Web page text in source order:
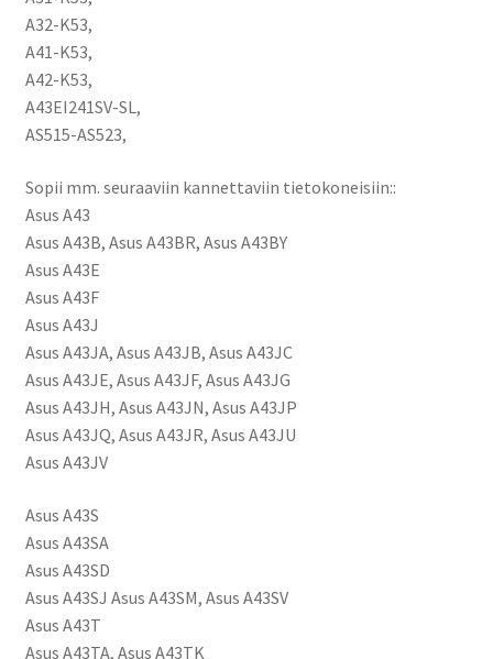
Li-
Ion
11,1V
5200mAh
56Wh
/
K53,
A32-
K53,
A41-
K53,
A42-
K53
määrä
A32-K53,
A41-K53,
A42-K53,
A43EI241SV-SL,
AS515-AS523,
Sopii mm. seuraaviin kannettaviin tietokoneisiin::
Asus A43
Asus A43B, Asus A43BR, Asus A43BY
Asus A43E
Asus A43F
Asus A43J
Asus A43JA, Asus A43JB, Asus A43JC
Asus A43JE, Asus A43JF, Asus A43JG
Asus A43JH, Asus A43JN, Asus A43JP
Asus A43JQ, Asus A43JR, Asus A43JU
Asus A43JV
Asus A43S
Asus A43SA
Asus A43SD
Asus A43SJ Asus A43SM, Asus A43SV
Asus A43T
Asus A43TA, Asus A43TK